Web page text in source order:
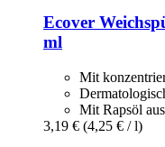
Ecover
ml
Mit
Mit Rapsöl
3,19 € (4,25 € / l)